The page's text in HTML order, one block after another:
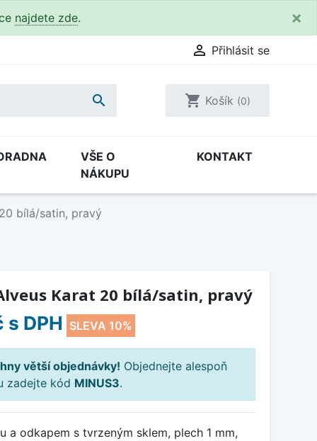
najdete zde. ×
 Přihlásit se
 shopping_cart Košík (0)
VŠE O
NÁKUPU
KONTAKT
bílá/satin, pravý
Karat 20 bílá/satin, pravý
s DPH SLEVA 10%
větší objednávky! Objednejte alespoň
zadejte kód MINUS3.
a odkapem s tvrzeným sklem, plech 1 mm,